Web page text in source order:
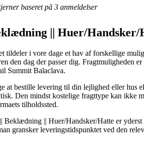
baseret på 3 anmeldelser
|| Huer/
tildeler i vore dage et hav af forskellige
den dag der passer dig. Fragtmuligheden
Summit Balaclava.
at bestille levering til din lejlighed eller hus
Den mindst kostelige fragttype kan ikke
tilholdssted.
Beklædning || Huer/Handsker/Hatte er
gransker leveringstidspunktet ved den